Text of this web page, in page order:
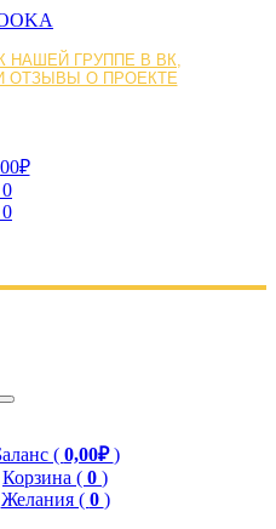
НАШЕЙ ГРУППЕ В ВК,
ОТЗЫВЫ О ПРОЕКТЕ
0
0
( 0,00₽)
Корзина ( 0 )
Желания ( 0 )